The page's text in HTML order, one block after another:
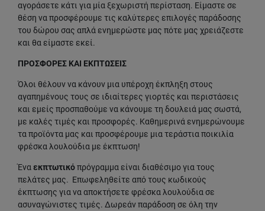
αγοράσετε κάτι για μία ξεχωριστή περίσταση. Είμαστε σε
θέση να προσφέρουμε τις καλύτερες επιλογές παράδοσης
του δώρου σας απλά ενημερώστε μας πότε μας χρειάζεστε
και θα είμαστε εκεί.
ΠΡΟΣΦΟΡΕΣ ΚΑΙ ΕΚΠΤΩΣΕΙΣ
Όλοι θέλουν να κάνουν μια υπέροχη έκπληξη στους
αγαπημένους τους σε ιδιαίτερες γιορτές και περιστάσεις
και εμείς προσπαθούμε να κάνουμε τη δουλειά μας σωστά,
με καλές τιμές και προσφορές. Καθημερινά ενημερώνουμε
τα προϊόντα μας και προσφέρουμε μια τεράστια ποικιλία
φρέσκα λουλούδια με έκπτωση!
Έναεκπτωτικόπρόγραμμα είναι διαθέσιμο για τους
πελάτες μας. Επωφεληθείτε από τους κωδικούς
έκπτωσης για να αποκτήσετε φρέσκα λουλούδια σε
ασυναγώνιστες τιμές. Δωρεάν παράδοση σε όλη την